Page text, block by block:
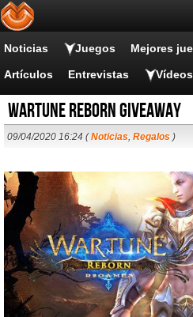
Noticias Juegos Mejores
Artículos Entrevistas Vídeos
Wartune Reborn Giveaway
09/04/2020 16:24 (Noticias, Regalos )